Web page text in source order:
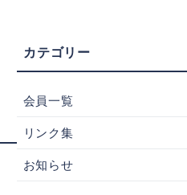
会員一覧
リンク集
お知らせ